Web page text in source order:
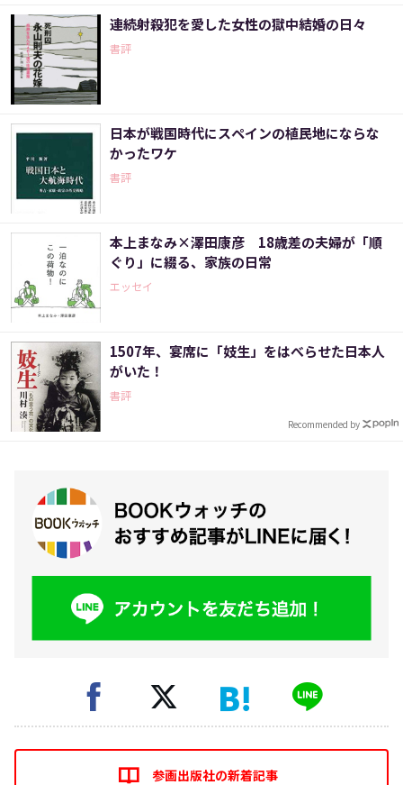
連続射殺犯を愛した女性の獄中結婚の日々
書評
日本が戦国時代にスペインの植民地にならな
かったワケ
書評
本上まなみ×澤田康彦 18歳差の夫婦が「順
ぐり」に綴る、家族の日常
エッセイ
1507年、宴席に「妓生」をはべらせた日本人
がいた！
書評
Recommended by
参画出版社の新着記事